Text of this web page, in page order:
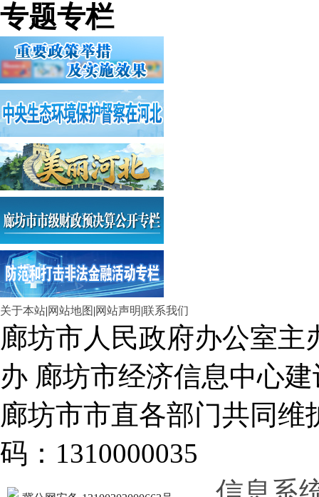
专题专栏
关于本站|网站地图 |网站声明|联系我们
廊坊市人民政府办公室
办 廊坊市经济信息中心建
廊坊市市直各部门共同
码：1310000035